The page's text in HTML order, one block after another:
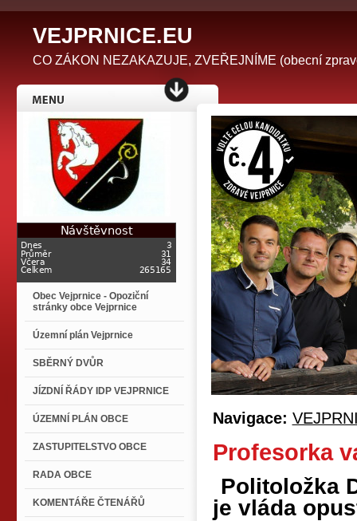
VEJPRNICE.EU
CO ZÁKON NEZAKAZUJE, ZVEŘEJNÍME (obecní
Obec Vejprnice - Opoziční
stránky obce Vejprnice
Územní plán Vejprnice
SBĚRNÝ DVŮR
JÍZDNÍ ŘÁDY IDP VEJPRNICE
ÚZEMNÍ PLÁN OBCE
ZASTUPITELSTVO OBCE
RADA OBCE
KOMENTÁŘE ČTENÁŘŮ
Navigace:
Profesorka
Politoložka
je vláda